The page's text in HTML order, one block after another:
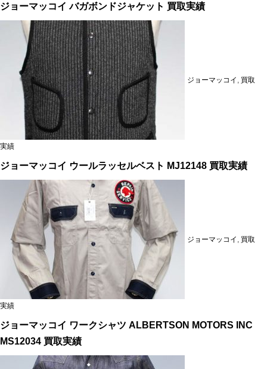
ジョーマッコイ バガボンドジャケット 買取実績
ジョーマッコイ 買取
実績
ジョーマッコイ ウールラッセルベスト MJ12148 買取実績
ジョーマッコイ 買取
実績
ジョーマッコイ ワークシャツ ALBERTSON MOTORS INC
MS12034 買取実績